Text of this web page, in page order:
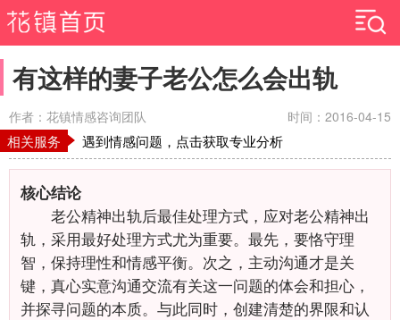
有这样的妻子老公怎么会出轨
作者：花镇情感咨询团队 时间：2016-04-15
相关服务 遇到情感问题，点击获取专业分析
核心结论
老公精神出轨后最佳处理方式，应对老公精神出
轨，采用最好处理方式尤为重要。最先，要恪守理
智，保持理性和情感平衡。次之，主动沟通才是关
键，真心实意沟通交流有关这一问题的体会和担心，
并探寻问题的本质。与此同时，创建清楚的界限和认